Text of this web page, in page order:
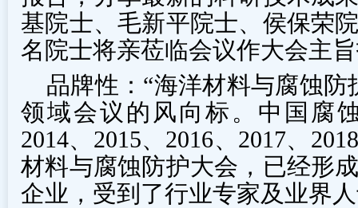
基院士、毛新平院士、侯保荣
名院士将亲莅临会议作大会主
品牌性：“海洋材料与腐蚀
领域会议的风向标。中国腐
2014、2015、2016、2017、
材料与腐蚀防护大会，已经形
企业，受到了行业专家及业界